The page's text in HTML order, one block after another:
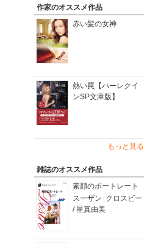
作家のオススメ作品
赤い髪の女神
熱い罠【ハーレクイ
ンSP文庫版】
もっと見る
雑誌のオススメ作品
素顔のポートレート
スーザン･クロスビー
/ 星真由美